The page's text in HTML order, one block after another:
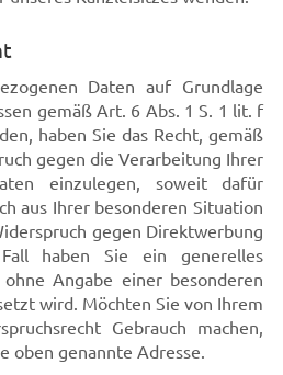
Daten auf Grundlage
gemäß Art. 6 Abs. 1 S. 1 lit. f
haben Sie das Recht, gemäß
gegen die Verarbeitung Ihrer
einzulegen, soweit dafür
aus Ihrer besonderen Situation
gegen Direktwerbung
haben Sie ein generelles
Angabe einer besonderen
wird. Möchten Sie von Ihrem
Gebrauch machen,
oben genannte Adresse.